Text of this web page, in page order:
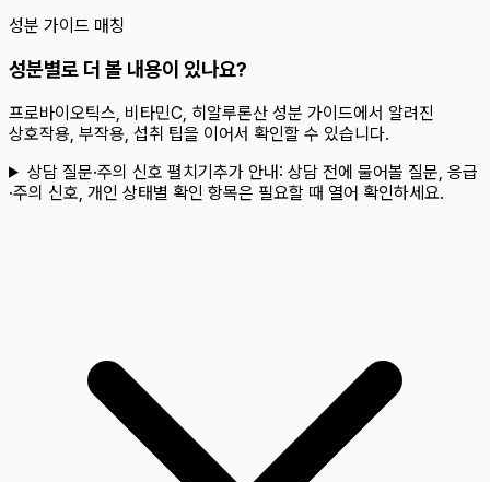
성분 가이드 매칭
성분별로 더 볼 내용이 있나요?
프로바이오틱스, 비타민C, 히알루론산 성분 가이드에서 알려진
상호작용, 부작용, 섭취 팁을 이어서 확인할 수 있습니다.
상담 질문·주의 신호 펼치기추가 안내: 상담 전에 물어볼 질문, 응급
·주의 신호, 개인 상태별 확인 항목은 필요할 때 열어 확인하세요.